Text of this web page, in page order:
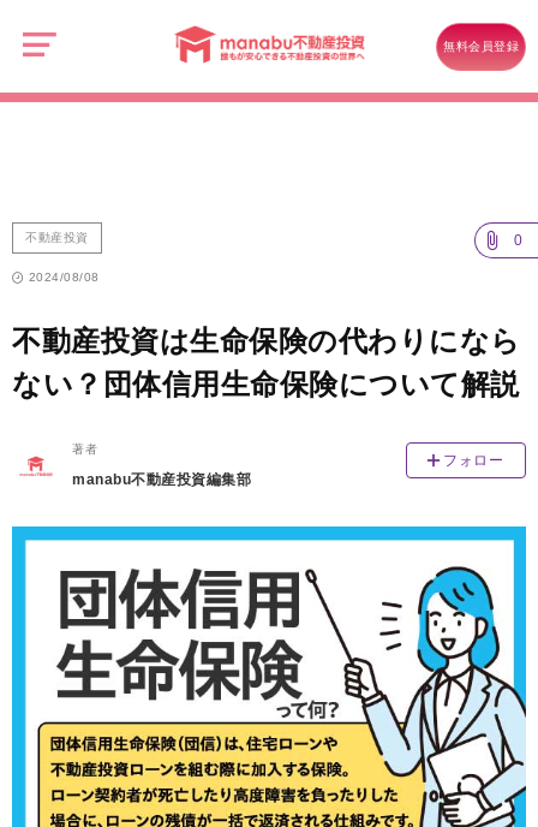
無料会員登録
不動産投資は生命保険の代わりにならない？団体信用生命保険について
不動産投資 0
2024/08/08
不動産投資は生命保険の代わりになら
ない？団体信用生命保険について解説
著者
manabu不動産投資編集部
フォロー